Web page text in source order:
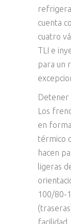
cuenta
cuatro
TLI e
para un
Detener
Los
en
térmico
hacen
ligeras
100/80-
facilidad